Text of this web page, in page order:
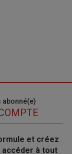
abonné(e)
et créez
à tout